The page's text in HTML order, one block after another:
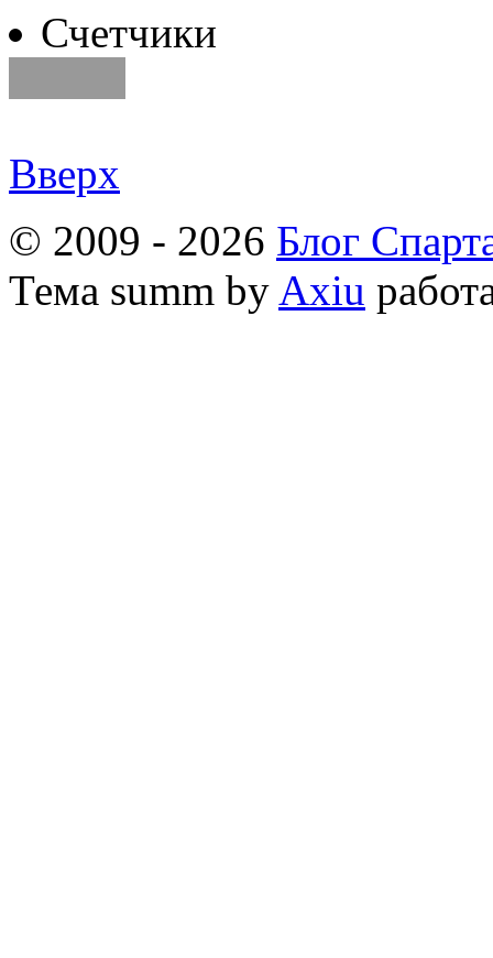
Счетчики
Вверх
© 2009 - 2026 Блог
Тема summ by Axiu